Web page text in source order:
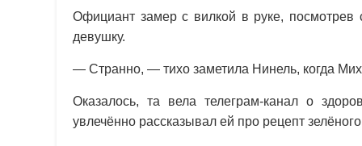
Официант замер с вилкой в руке,
девушку.
— Странно, — тихо заметила Нинель, когда
Оказалось, та вела телеграм-канал о
увлечённо рассказывал ей про рецепт